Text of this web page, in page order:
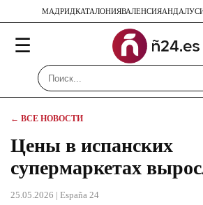
МАДРИДКАТАЛОНИЯВАЛЕНСИЯ
☰
← ВСЕ НОВОСТИ
Цены в испанских
супермаркетах
25.05.2026 | España 24